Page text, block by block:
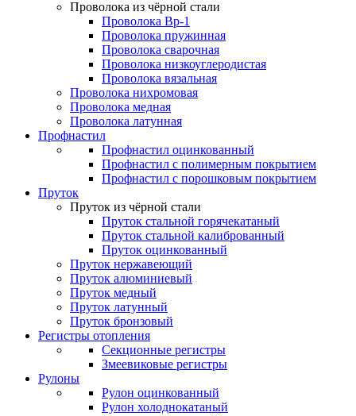
Проволока из чёрной стали
Проволока Вр-1
Проволока пружинная
Проволока сварочная
Проволока низкоуглеродистая
Проволока вязальная
Проволока нихромовая
Проволока медная
Проволока латунная
Профнастил
Профнастил оцинкованный
Профнастил с полимерным покрытием
Профнастил с порошковым покрытием
Пруток
Пруток из чёрной стали
Пруток стальной горячекатаный
Пруток стальной калиброванный
Пруток оцинкованный
Пруток нержавеющий
Пруток алюминиевый
Пруток медный
Пруток латунный
Пруток бронзовый
Регистры отопления
Секционные регистры
Змеевиковые регистры
Рулоны
Рулон оцинкованный
Рулон холоднокатаный